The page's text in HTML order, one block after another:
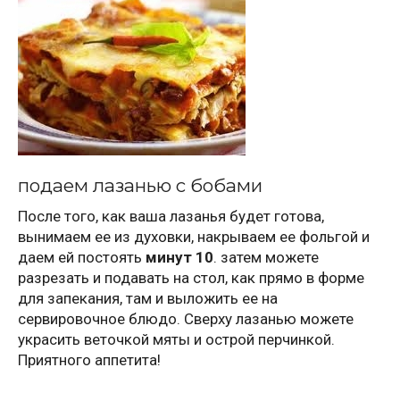
подаем лазанью с бобами
После того, как ваша лазанья будет готова,
вынимаем ее из духовки, накрываем ее фольгой и
даем ей постоять минут 10. затем можете
разрезать и подавать на стол, как прямо в форме
для запекания, там и выложить ее на
сервировочное блюдо. Сверху лазанью можете
украсить веточкой мяты и острой перчинкой.
Приятного аппетита!